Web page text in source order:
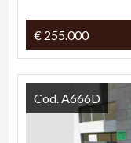
€ 255.000
Cod. A666D